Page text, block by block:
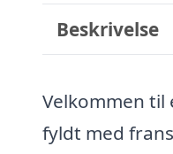
Beskrivelse
Velkommen
fyldt med